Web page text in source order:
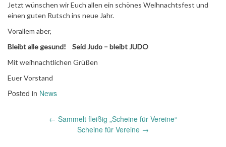
Jetzt wünschen wir Euch allen ein schönes Weihnachtsfest und
einen guten Rutsch ins neue Jahr.
Vorallem aber,
Bleibt alle gesund! Seid Judo – bleibt JUDO
Mit weihnachtlichen Grüßen
Euer Vorstand
Posted in News
← Sammelt fleißig „Scheine für Vereine“
Scheine für Vereine →